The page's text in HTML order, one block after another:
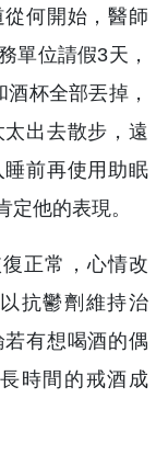
何開始，醫師
單位請假3天，
杯全部丟掉，
出去散步，遠
前再使用助眠
定他的表現。
正常，心情改
抗鬱劑維持治
有想喝酒的偶
時間的戒酒成